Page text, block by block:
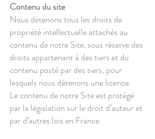
Contenu du site
Nous détenons tous les droits de
propriété intellectuelle attachés au
contenu de notre Site, sous réserve des
droits appartenant à des tiers et du
contenu posté par des tiers, pour
lesquels nous détenons une licence.
Le contenu de notre Site est protégé
par la législation sur le droit d’auteur et
par d’autres lois en France.